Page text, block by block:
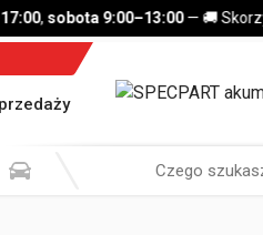
,sobota 9:00–13:00— 🚚